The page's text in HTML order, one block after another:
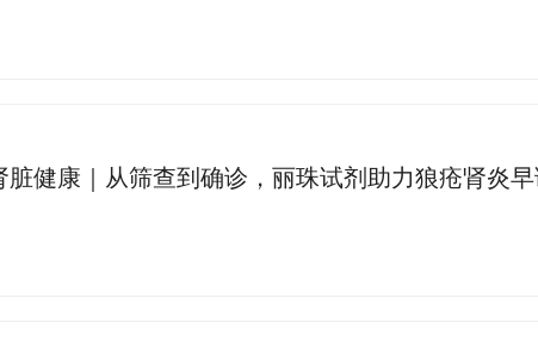
脏健康｜从筛查到确诊，丽珠试剂助力狼疮肾炎